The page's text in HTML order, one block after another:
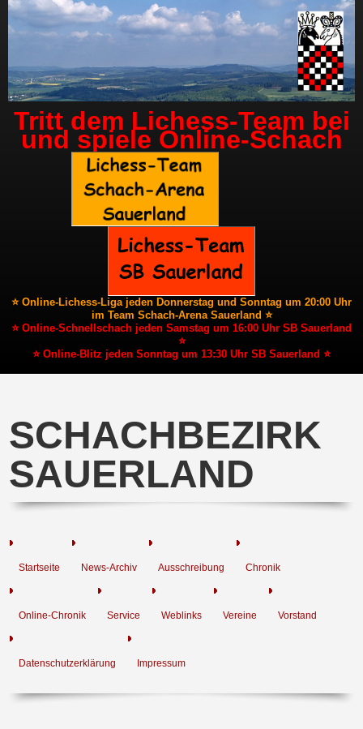
Tritt dem Lichess-Team bei
und spiele Online-Schach
⭐ Online-Lichess-Liga jeden Donnerstag und Sonntag um 20:00 Uhr
im Team Schach-Arena Sauerland ⭐
⭐ Online-Schnellschach jeden Samstag um 16:00 Uhr SB Sauerland
⭐
⭐ Online-Blitz jeden Sonntag um 13:30 Uhr SB Sauerland ⭐
SCHACHBEZIRK
SAUERLAND
Startseite News-Archiv Ausschreibung Chronik
Online-Chronik Service Weblinks Vereine Vorstand
Datenschutzerklärung Impressum